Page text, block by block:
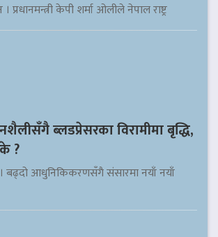
प्रधानमन्त्री केपी शर्मा ओलीले नेपाल राष्ट्र
ब्लडप्रेसरका विरामीमा बृद्धि,
?
बढ्दो आधुनिकिकरणसँगै संसारमा नयाँ नयाँ